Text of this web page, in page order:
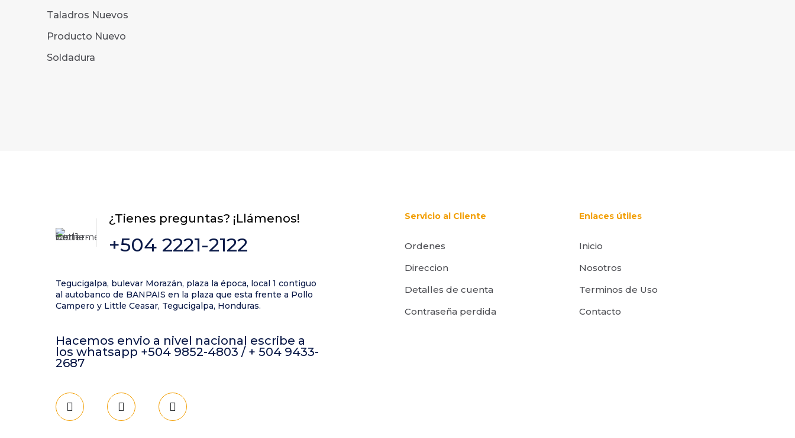
Taladros Nuevos
Producto Nuevo
Soldadura
¿Tienes preguntas? ¡Llámenos!
+504 2221-2122
Tegucigalpa, bulevar Morazán, plaza la época, local 1 contiguo
al autobanco de BANPAIS en la plaza que esta frente a Pollo
Campero y Little Ceasar, Tegucigalpa, Honduras.
Hacemos envio a nivel nacional escribe a
los whatsapp +504 9852-4803 / + 504 9433-
2687
Servicio al Cliente
Ordenes
Direccion
Detalles de cuenta
Contraseña perdida
Enlaces útiles
Inicio
Nosotros
Terminos de Uso
Contacto